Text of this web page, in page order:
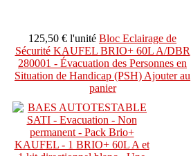
125,50 € l'unité Bloc Eclairage de
Sécurité KAUFEL BRIO+ 60L A/DBR
280001 - Évacuation des Personnes en
Situation de Handicap (PSH)Ajouter au
panier